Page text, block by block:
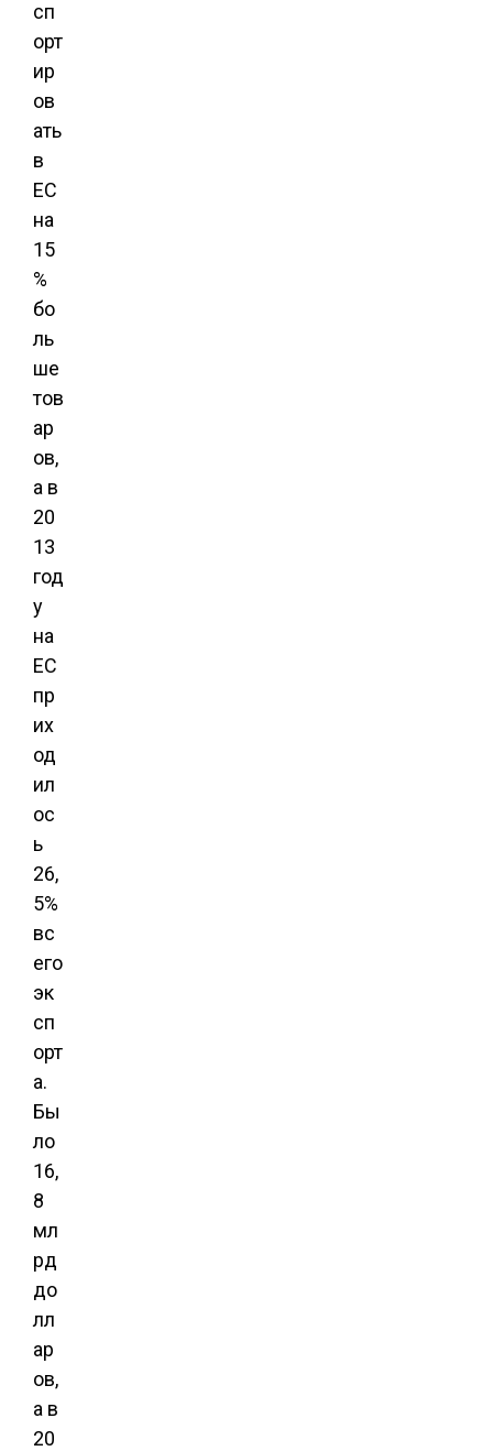
сп
орт
ир
ов
ать
в
ЕС
на
15
%
бо
ль
ше
тов
ар
ов,
а в
20
13
год
у
на
ЕС
пр
их
од
ил
ос
ь
26,
5%
вс
его
эк
сп
орт
а.
Бы
ло
16,
8
мл
рд
до
лл
ар
ов,
а в
20